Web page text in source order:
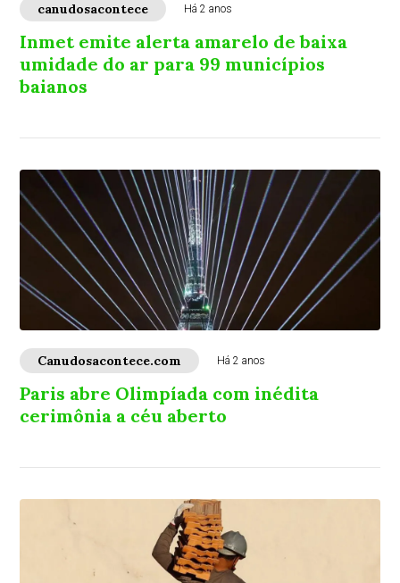
canudosacontece Há 2 anos
Inmet emite alerta amarelo de baixa
umidade do ar para 99 municípios
baianos
Canudosacontece.com Há 2 anos
Paris abre Olimpíada com inédita
cerimônia a céu aberto